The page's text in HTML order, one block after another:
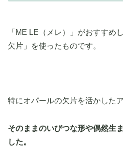
「ME LE（メレ）」がおすすめ
欠片」を使ったものです。
特にオパールの欠片を活かした
そのままのいびつな形や偶然生
した。